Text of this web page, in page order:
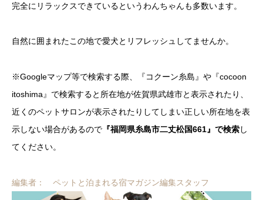
完全にリラックスできているというわんちゃんも多数います。
自然に囲まれたこの地で愛犬とリフレッシュしてませんか。
※Googleマップ等で検索する際、『コクーン糸島』や『cocoon
itoshima』で検索すると所在地が佐賀県武雄市と表示されたり、
近くのペットサロンが表示されたりしてしまい正しい所在地を表
示しない場合があるので 『福岡県糸島市二丈松国661』で検索し
てください。
編集者： ペットと泊まれる宿マガジン編集スタッフ